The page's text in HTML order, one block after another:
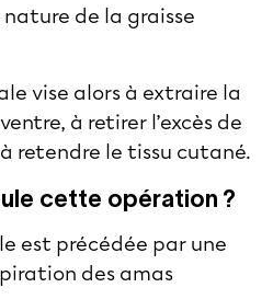
de la graisse
vise alors à extraire la
, à retirer l’excès de
retendre le tissu cutané.
cette opération ?
est précédée par une
des amas